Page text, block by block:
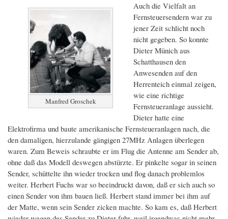
Manfred Groschek
Auch die Vielfalt an
Fernsteuersendern war zu
jener Zeit schlicht noch
nicht gegeben. So konnte
Dieter Münich aus
Schatthausen den
Anwesenden auf den
Herrenteich einmal zeigen,
wie eine richtige
Fernsteueranlage aussieht.
Dieter hatte eine
Elektrofirma und baute amerikanische Fernsteueranlagen nach, die
den damaligen, hierzulande gängigen 27MHz Anlagen überlegen
waren. Zum Beweis schraubte er im Flug die Antenne am Sender ab,
ohne daß das Modell deswegen abstürzte. Er pinkelte sogar in seinen
Sender, schüttelte ihn wieder trocken und flog danach problemlos
weiter. Herbert Fuchs war so beeindruckt davon, daß er sich auch so
einen Sender von ihm bauen ließ. Herbert stand immer bei ihm auf
der Matte, wenn sein Sender zicken machte. So kam es, daß Herbert